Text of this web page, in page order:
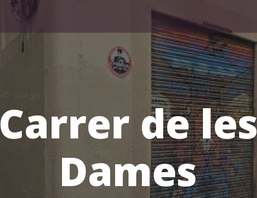
Carrer de les
Dames